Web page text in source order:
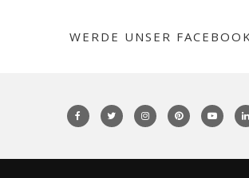
WERDE UNSER